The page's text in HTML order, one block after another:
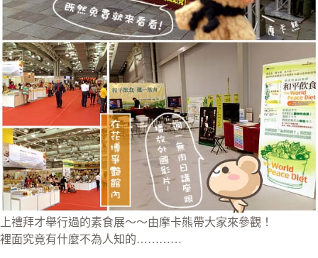
上禮拜才舉行過的素食展～～由摩卡熊帶大家來參觀！
裡面究竟有什麼不為人知的…………